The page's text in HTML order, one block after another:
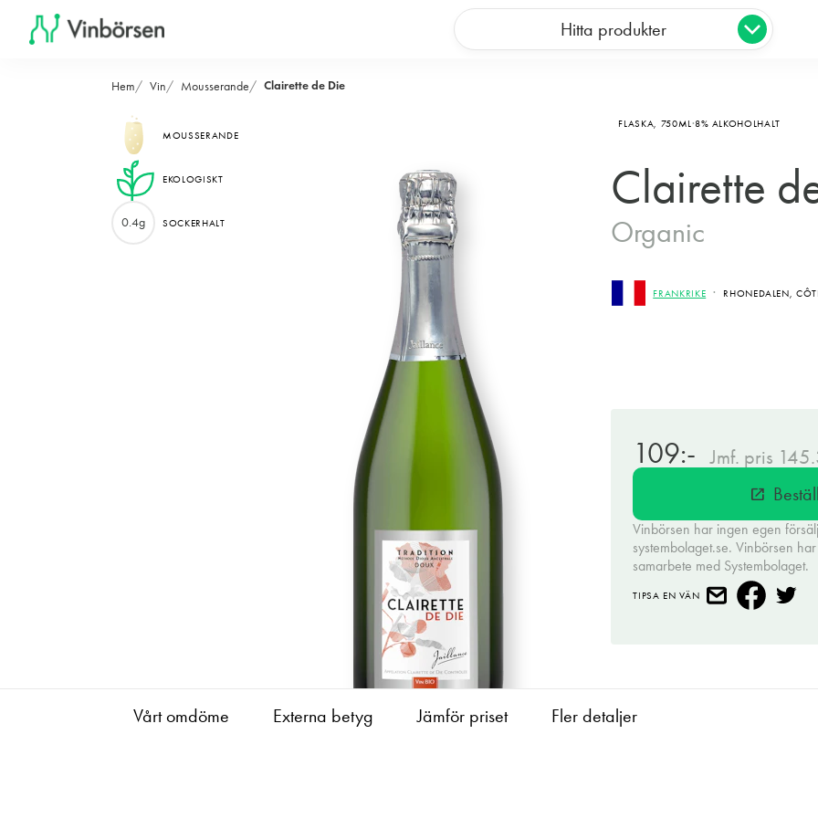
Hitta produkter
Hem Vin Mousserande Clairette de Die
FLASKA, 750ML 8% ALKOHOLHALT
Clairette
Organic
FRANKRIKE RHONEDALEN,
MOUSSERANDE
EKOLOGISKT
0.4g SOCKERHALT
109:- Jmf. pris
open_in_new
Vinbörsen har ingen egen
systembolaget.se. Vinbörsen
samarbete med Systembolaget.
TIPSA EN VÄN
Vårt omdöme Externa betyg Jämför priset Fler detaljer